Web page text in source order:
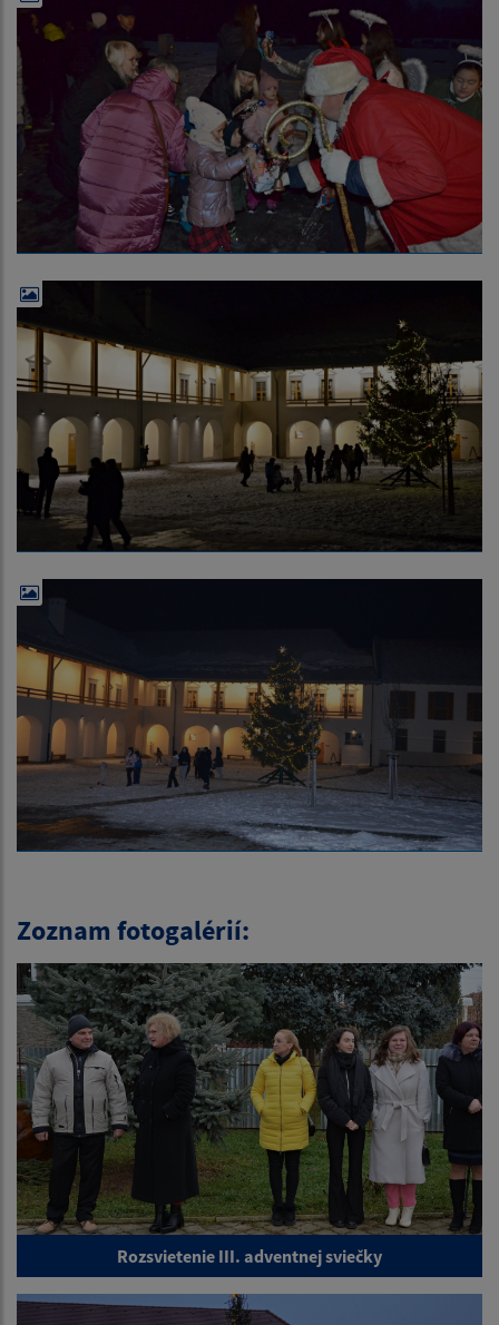
Zoznam fotogalérií:
Rozsvietenie III. adventnej sviečky